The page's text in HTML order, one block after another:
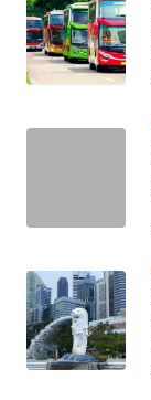
WN
DAIRI
DANAU
NIAS
WN
LANGKAT
WN